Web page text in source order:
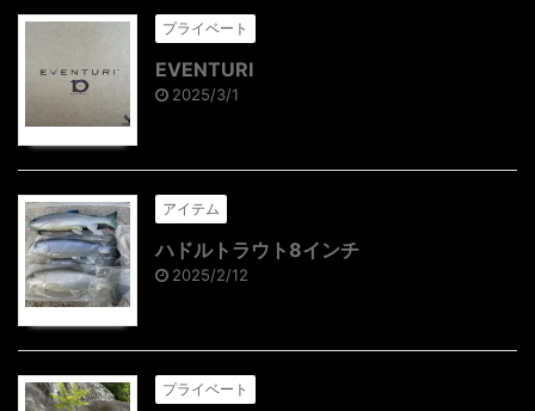
プライベート
EVENTURI
2025/3/1
アイテム
ハドルトラウト8インチ
2025/2/12
プライベート